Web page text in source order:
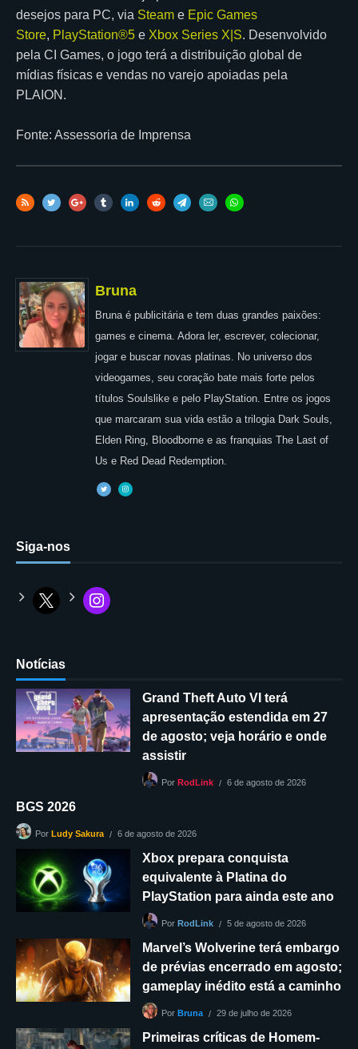
desejos para PC, via Steam e Epic Games
Store, PlayStation®5 e Xbox Series X|S. Desenvolvido
pela CI Games, o jogo terá a distribuição global de
mídias físicas e vendas no varejo apoiadas pela
PLAION.
Fonte: Assessoria de Imprensa
Bruna
Bruna é publicitária e tem duas grandes paixões:
games e cinema. Adora ler, escrever, colecionar,
jogar e buscar novas platinas. No universo dos
videogames, seu coração bate mais forte pelos
títulos Soulslike e pelo PlayStation. Entre os jogos
que marcaram sua vida estão a trilogia Dark Souls,
Elden Ring, Bloodborne e as franquias The Last of
Us e Red Dead Redemption.
Siga-nos
Notícias
Grand Theft Auto VI terá
apresentação estendida em 27
de agosto; veja horário e onde
assistir
Por RodLink 6 de agosto de 2026
BGS 2026
Por Ludy Sakura 6 de agosto de 2026
Xbox prepara conquista
equivalente à Platina do
PlayStation para ainda este ano
Por RodLink 5 de agosto de 2026
Marvel’s Wolverine terá embargo
de prévias encerrado em agosto;
gameplay inédito está a caminho
Por Bruna 29 de julho de 2026
Primeiras críticas de Homem-